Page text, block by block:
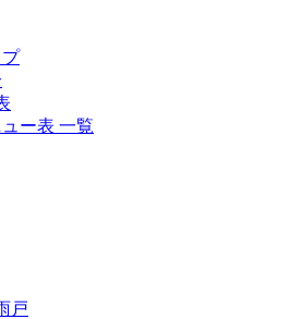
ー表 一覧
戸